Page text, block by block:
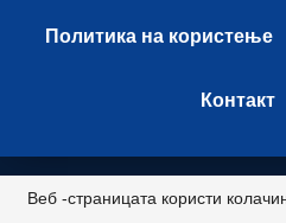
Политика на користење
Контакт
© 2026 - Istok Press.
Веб -страницата користи